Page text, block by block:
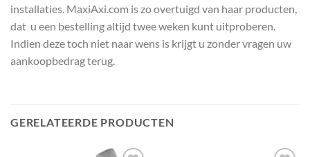
installaties. MaxiAxi.com is zo overtuigd van haar producten,
dat u een bestelling altijd twee weken kunt uitproberen.
Indien deze toch niet naar wens is krijgt u zonder vragen uw
aankoopbedrag terug.
GERELATEERDE PRODUCTEN